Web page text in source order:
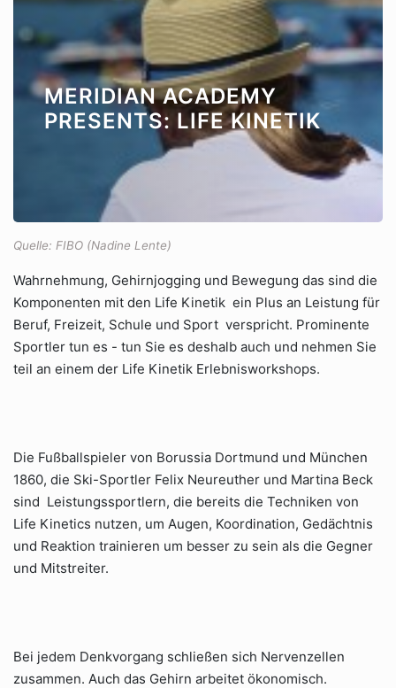
MERIDIAN ACADEMY
PRESENTS: LIFE KINETIK
Quelle: FIBO (Nadine Lente)
Wahrnehmung, Gehirnjogging und Bewegung das sind die
Komponenten mit den Life Kinetik ein Plus an Leistung für
Beruf, Freizeit, Schule und Sport verspricht. Prominente
Sportler tun es - tun Sie es deshalb auch und nehmen Sie
teil an einem der Life Kinetik Erlebnisworkshops.
Die Fußballspieler von Borussia Dortmund und München
1860, die Ski-Sportler Felix Neureuther und Martina Beck
sind Leistungssportlern, die bereits die Techniken von
Life Kinetics nutzen, um Augen, Koordination, Gedächtnis
und Reaktion trainieren um besser zu sein als die Gegner
und Mitstreiter.
Bei jedem Denkvorgang schließen sich Nervenzellen
zusammen. Auch das Gehirn arbeitet ökonomisch.